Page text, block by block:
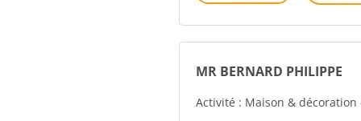
MR BERNARD PHILIPPE
Activité : Maison &